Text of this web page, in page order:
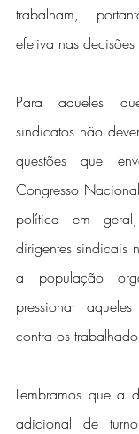
trabalham,
efetiva nas decisões
Para aqueles
sindicatos não
questões que
Congresso
política em
dirigentes sindicais
a população
pressionar
contra os
Lembramos que a
adicional de